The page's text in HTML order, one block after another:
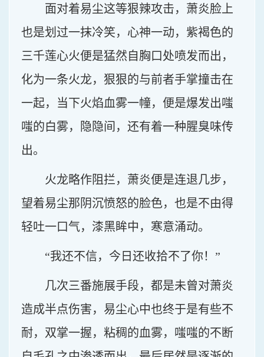
面对着易尘这等狠辣攻击，萧炎脸上
也是划过一抹冷笑，心神一动，紫褐色的
三千莲心火便是猛然自胸口处喷发而出，
化为一条火龙，狠狠的与前者手掌撞击在
一起，当下火焰血雾一幢，便是爆发出嗤
嗤的白雾，隐隐间，还有着一种腥臭味传
出。
火龙略作阻拦，萧炎便是连退几步，
望着易尘那阴沉愤怒的脸色，也是不由得
轻吐一口气，漆黑眸中，寒意涌动。
“我还不信，今日还收拾不了你！”
几次三番施展手段，都是未曾对萧炎
造成半点伤害，易尘心中也终于是有些不
耐，双掌一握，粘稠的血雾，嗤嗤的不断